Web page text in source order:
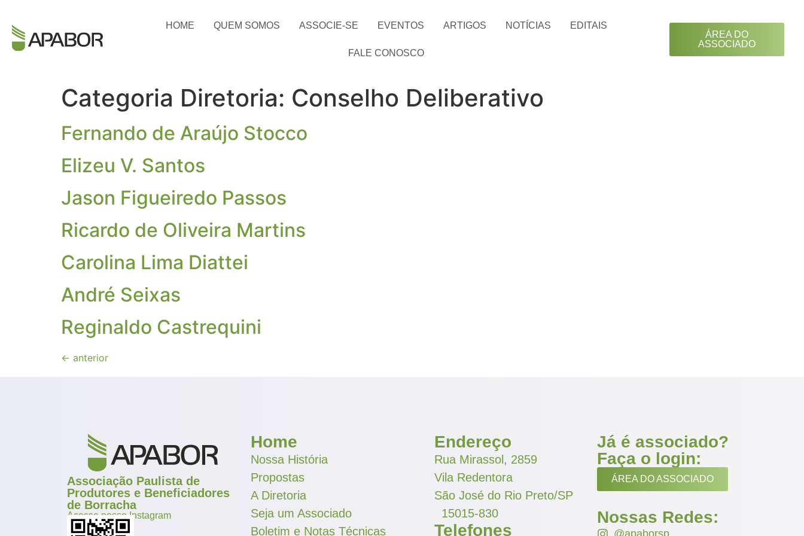
HOME QUEM SOMOS ASSOCIE-SE EVENTOS ARTIGOS NOTÍCIAS EDITAIS
FALE CONOSCO
ÁREA DO
ASSOCIADO
Categoria Diretoria: Conselho Deliberativo
Fernando de Araújo Stocco
Elizeu V. Santos
Jason Figueiredo Passos
Ricardo de Oliveira Martins
Carolina Lima Diattei
André Seixas
Reginaldo Castrequini
← anterior
Associação Paulista de
Produtores e Beneficiadores
de Borracha
Acesse nosso Instagram
Home
Nossa História
Propostas
A Diretoria
Seja um Associado
Boletim e Notas Técnicas
Endereço
Rua Mirassol, 2859
Vila Redentora
São José do Rio Preto/SP
15015-830
Telefones
Já é associado?
Faça o login:
ÁREA DO ASSOCIADO
Nossas Redes:
@apaborsp